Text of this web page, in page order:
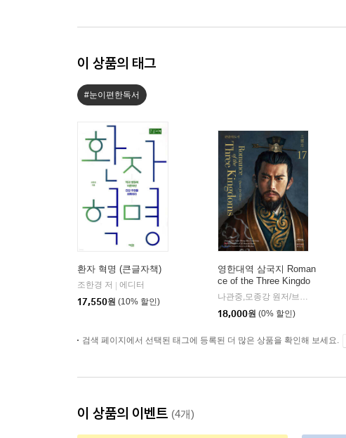
이 상품의 태그
#눈이편한독서
환자 혁명 (큰글자책)
조한경 저
에디터
17,550원 (10% 할인)
영한대역 삼국지 Roman
ce of the Three Kingdo
ms 17 (큰글자도서) 나관중,모종강 원저/브레윗 테일러,지민준 공역
18,000원 (0% 할인)
검색 페이지에서 선택된 태그에 등록된 더 많은 상품을 확인해 보세요.
이 상품의 이벤트 (4개)